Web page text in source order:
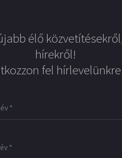
élő
hírekről!
fel